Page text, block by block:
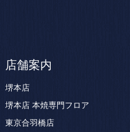
店舗案内
堺本店
堺本店 本焼専門フロア
東京合羽橋店